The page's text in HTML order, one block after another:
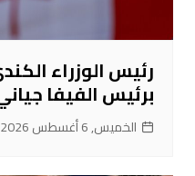
رئيس الوزراء
برئيس الفيفا
الخميس, 6 أغسطس 2026, 4:54